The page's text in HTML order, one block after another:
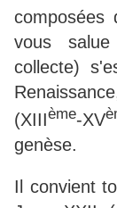
composées
vous
collecte)
(XIIIème-XV
genèse.
Il convient